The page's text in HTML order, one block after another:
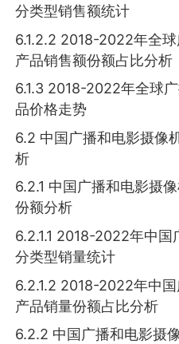
分类型销售额统计
6.1.2.2 2018-2022年全
产品销售额份额占比分析
6.1.3 2018-2022年全球
品价格走势
6.2 中国广播和电影摄像
析
6.2.1 中国广播和电影摄
份额分析
6.2.1.1 2018-2022年中
分类型销量统计
6.2.1.2 2018-2022年中
产品销量份额占比分析
6.2.2 中国广播和电影摄